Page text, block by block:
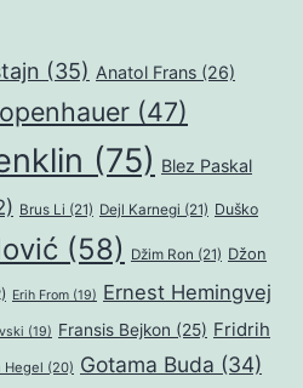
(35) Anatol Frans (26)
(47)
(75) Blez Paskal
Brus Li (21) Dejl Karnegi (21) Duško
(58) Džim Ron (21) Džon
Erih From (19) Ernest Hemingvej
(19) Fransis Bejkon (25) Fridrih
Hegel (20) Gotama Buda (34)